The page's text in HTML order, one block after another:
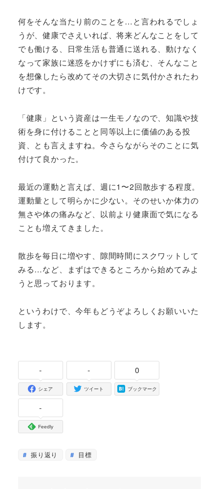
何をそんな当たり前のことを…と言われるでしょ
うが、健康でさえいれば、将来どんなことをして
でも働ける、日常生活も普通に送れる、動けなく
なって家族に迷惑をかけずにも済む、そんなこと
を想像したら改めてその大切さに気付かされたわ
けです。
「健康」という資産は一生モノなので、知識や技
術を身に付けることと同等以上に価値のある投
資、とも言えますね。今さらながらそのことに気
付けて良かった。
最近の運動と言えば、週に1〜2回散歩する程度。
運動量として明らかに少ない。そのせいか体力の
無さや体の痛みなど、以前より健康面で気になる
ことも増えてきました。
散歩を毎日に増やす、隙間時間にスクワットして
みる…など、まずはできるところから始めてみよ
うと思っております。
というわけで、今年もどうぞよろしくお願いいた
します。
-
シェア
-
ツイート
0
ブックマーク
-
Feedly
振り返り 目標